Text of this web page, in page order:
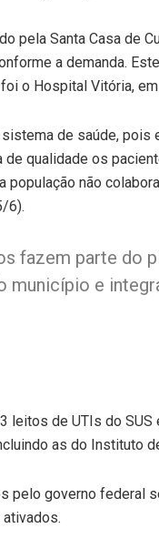
pela Santa Casa de
a demanda.
o Hospital Vitória, em
de saúde,
de qualidade os
população não
6).
fazem parte do
município e
leitos de UTIs do
as do Instituto
pelo governo federal